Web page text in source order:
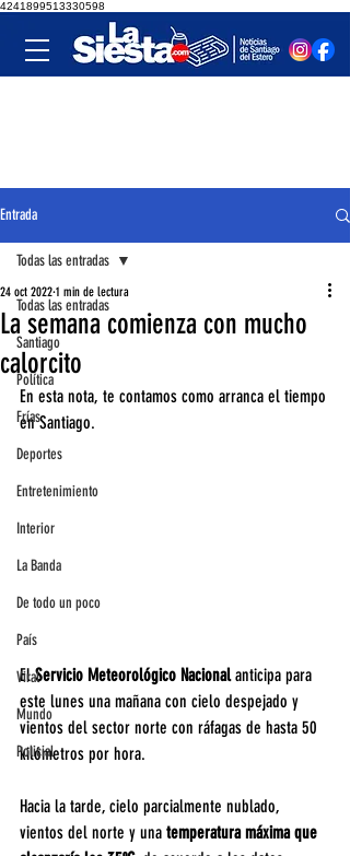
4241899513330598
Entrada
Todas las entradas
Santiago
Política
Frías
Deportes
Entretenimiento
Interior
La Banda
De todo un poco
País
Viral
Mundo
Policial
Todas las entradas
La semana comienza con mucho
calorcito
24 oct 2022 1 min de lectura
En esta nota, te contamos como arranca el tiempo
en Santiago.
El Servicio Meteorológico Nacional anticipa para
este lunes una mañana con cielo despejado y
vientos del sector norte con ráfagas de hasta 50
kilómetros por hora.
Hacia la tarde, cielo parcialmente nublado,
vientos del norte y una temperatura máxima que